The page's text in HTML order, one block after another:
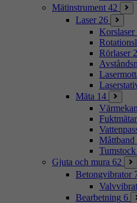
Mätinstrument 42
Laser 26
Korslaser
Rörlaser 2
Mäta 14
Måttband
Tumstock
Gjuta och mura 62
Betongvibrator
Bearbetning 6